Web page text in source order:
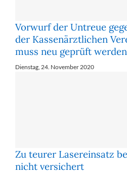
Vorwurf der Untreue
der Kassenärztlichen
muss neu geprüft werden
Dienstag, 24. November 2020
Zu teurer Lasereinsatz
nicht versichert